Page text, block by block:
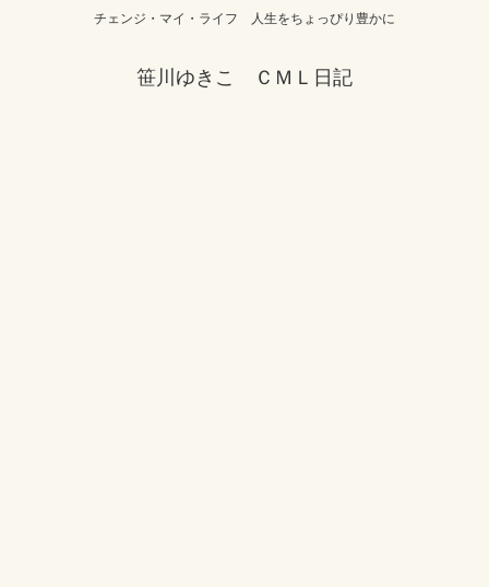
チェンジ・マイ・ライフ 人生をちょっぴり豊かに
笹川ゆきこ ＣＭＬ日記